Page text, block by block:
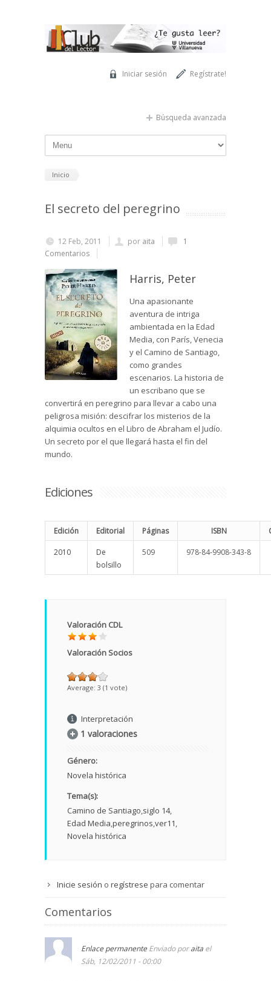
Regístrate!
Iniciar sesión
Búsqueda avanzada
Inicio
El secreto del peregrino
12 Feb, 2011 por aita
1
Comentarios
Harris, Peter
Una apasionante
aventura de intriga
ambientada en la Edad
Media, con París, Venecia
y el Camino de Santiago,
como grandes
escenarios. La historia de
un escribano que se
convertirá en peregrino para llevar a cabo una
peligrosa misión: descifrar los misterios de la
alquimia ocultos en el Libro de Abraham el Judío.
Un secreto por el que llegará hasta el fin del
mundo.
Ediciones
Edición Editorial Páginas ISBN
2010
De
bolsillo
509 978-84-9908-343-8
Valoración CDL
Valoración Socios
Average: 3 (1 vote)
Interpretación
1 valoraciones
Género:
Novela histórica
Tema(s):
Camino de Santiago siglo 14
Edad Media peregrinos ver11
Novela histórica
Inicie sesión o regístrese para comentar
Comentarios
Enlace permanente Enviado poraita el
Sáb, 12/02/2011 - 00:00